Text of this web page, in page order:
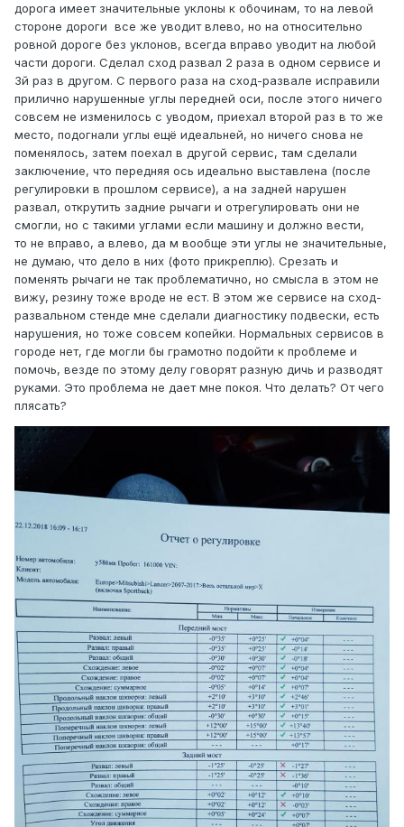
дорога имеет значительные уклоны к обочинам, то на левой
стороне дороги все же уводит влево, но на относительно
ровной дороге без уклонов, всегда вправо уводит на любой
части дороги. Сделал сход развал 2 раза в одном с ервисе и
3й раз в другом. С первого раза на сход-развале исправили
прилично нарушенные углы передней оси, после этого ничего
совсем не изменилось с уводом, приехал второй раз в то же
место, подогнали углы ещё идеальней, но ничего снова не
помен ялось, затем поехал в другой сервис, там сделали
заключение, что передняя ось идеально выставлена (после
регулировки в прошлом сервисе), а на задней нарушен
развал, открутить задние рычаги и отрегулировать они не
смогли, но с такими углами если машину и должно вести,
то не вправо, а влево, да м вообще эти углы не значительные,
не думаю, что дело в них (фото прикреплю). Срезать и
поменять рычаги не так проблематично, но смысла в этом не
вижу, резину тоже вроде не ест. В этом же сервисе на сход-
развальном стенде мне сделали диагностику под вески, есть
нарушения, но тоже совсем копейки. Нормальных сервисов в
городе нет, г де могли бы грамотно подойти к проблеме и
помочь, везде по этому делу говорят разную дичь и разводят
руками. Это проблема не дает мне покоя. Что делат ь ? От чего
плясать?